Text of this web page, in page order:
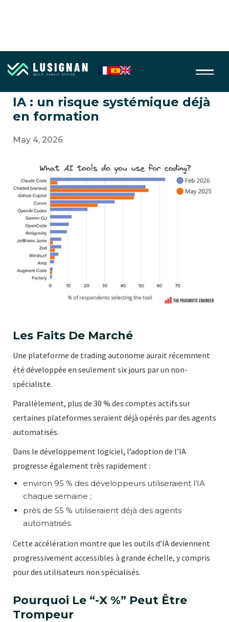
AI, Robotics
IA : un risque systémique déjà
en formation
May 4, 2026
Les Faits De Marché
Une plateforme de trading autonome aurait récemment
été développée en seulement six jours par un non-
spécialiste.
Parallèlement, plus de 30 % des comptes actifs sur
certaines plateformes seraient déjà opérés par des agents
automatisés.
Dans le développement logiciel, l’adoption de l’IA
progresse également très rapidement :
environ 95 % des développeurs utiliseraient l’IA
chaque semaine ;
près de 55 % utiliseraient déjà des agents
automatisés.
Cette accélération montre que les outils d’IA deviennent
progressivement accessibles à grande échelle, y compris
pour des utilisateurs non spécialisés.
Pourquoi Le “-X %” Peut Être
Trompeur